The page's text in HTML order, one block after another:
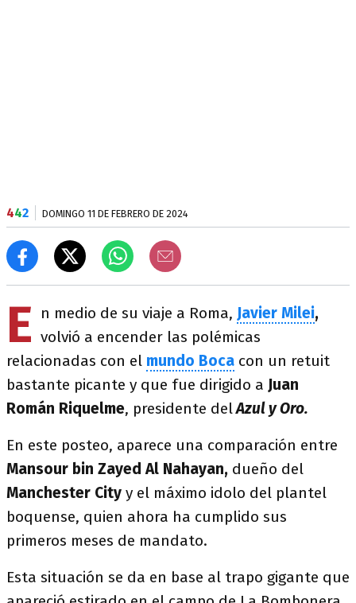
442 DOMINGO 11 DE FEBRERO DE 2024
E n medio de su viaje a Roma, Javier Milei,
volvió a encender las polémicas
relacionadas con el mundo Boca con un retuit
bastante picante y que fue dirigido a Juan
Román Riquelme, presidente delAzul y Oro.
En este posteo, aparece una comparación entre
Mansour bin Zayed Al Nahayan, dueño del
Manchester City y el máximo idolo del plantel
boquense, quien ahora ha cumplido sus
primeros meses de mandato.
Esta situación se da en base al trapo gigante que